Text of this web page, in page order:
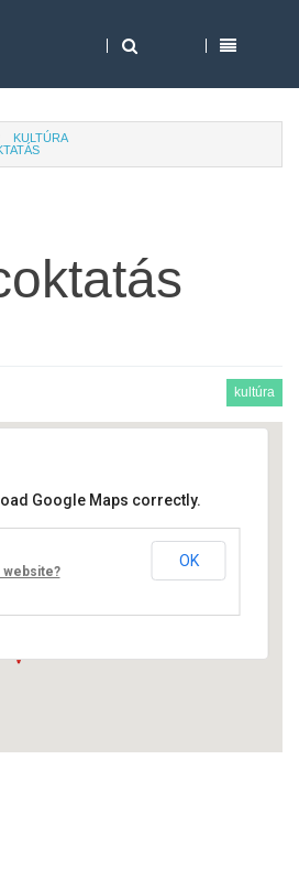
KULTÚRA
kultúra
ház
Google Maps correctly.
website?
OK